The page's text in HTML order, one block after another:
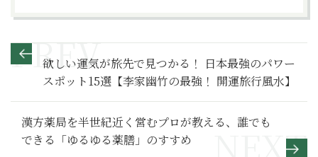
欲しい運気が旅先で見つかる！ 日本最強のパワー
スポット15選【李家幽竹の最強！ 開運旅行風水】
漢方薬局を半世紀近く営むプロが教える、誰でも
できる「ゆるゆる薬膳」のすすめ